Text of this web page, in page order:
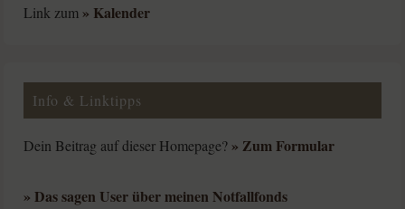
Link zum» Kalender
Info & Linktipps
Dein Beitrag auf dieser Homepage?» Zum Formular
» Das sagen User über meinen Notfallfonds